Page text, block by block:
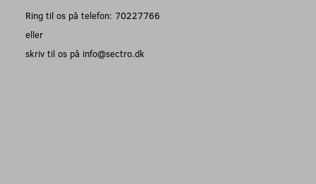
Ring til os på telefon: 70227766
eller
skriv til os på info@sectro.dk